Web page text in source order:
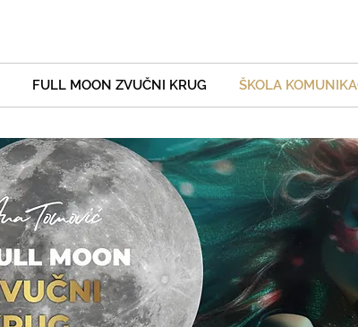
FULL MOON ZVUČNI KRUG ŠKOLA